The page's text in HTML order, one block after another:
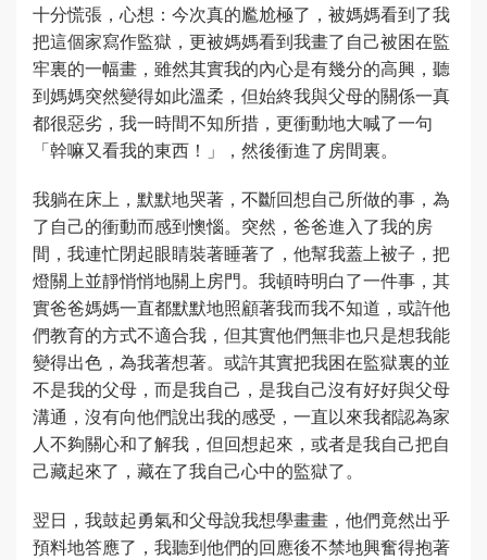
十分慌張，心想：今次真的尷尬極了，被媽媽看到了我
把這個家寫作監獄，更被媽媽看到我畫了自己被困在監
牢裏的一幅畫，雖然其實我的內心是有幾分的高興，聽
到媽媽突然變得如此溫柔，但始終我與父母的關係一真
都很惡劣，我一時間不知所措，更衝動地大喊了一句
「幹嘛又看我的東西！」，然後衝進了房間裏。
我躺在床上，默默地哭著，不斷回想自己所做的事，為
了自己的衝動而感到懊惱。突然，爸爸進入了我的房
間，我連忙閉起眼睛裝著睡著了，他幫我蓋上被子，把
燈關上並靜悄悄地關上房門。我頓時明白了一件事，其
實爸爸媽媽一直都默默地照顧著我而我不知道，或許他
們教育的方式不適合我，但其實他們無非也只是想我能
變得出色，為我著想著。或許其實把我困在監獄裏的並
不是我的父母，而是我自己，是我自己沒有好好與父母
溝通，沒有向他們說出我的感受，一直以來我都認為家
人不夠關心和了解我，但回想起來，或者是我自己把自
己藏起來了，藏在了我自己心中的監獄了。
翌日，我鼓起勇氣和父母說我想學畫畫，他們竟然出乎
預料地答應了，我聽到他們的回應後不禁地興奮得抱著